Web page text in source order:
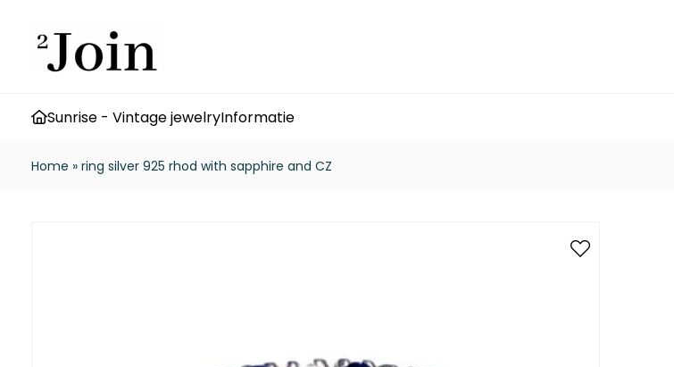
Sunrise - Vintage jewelryInformatie
Home » ring silver 925 rhod with sapphire and CZ